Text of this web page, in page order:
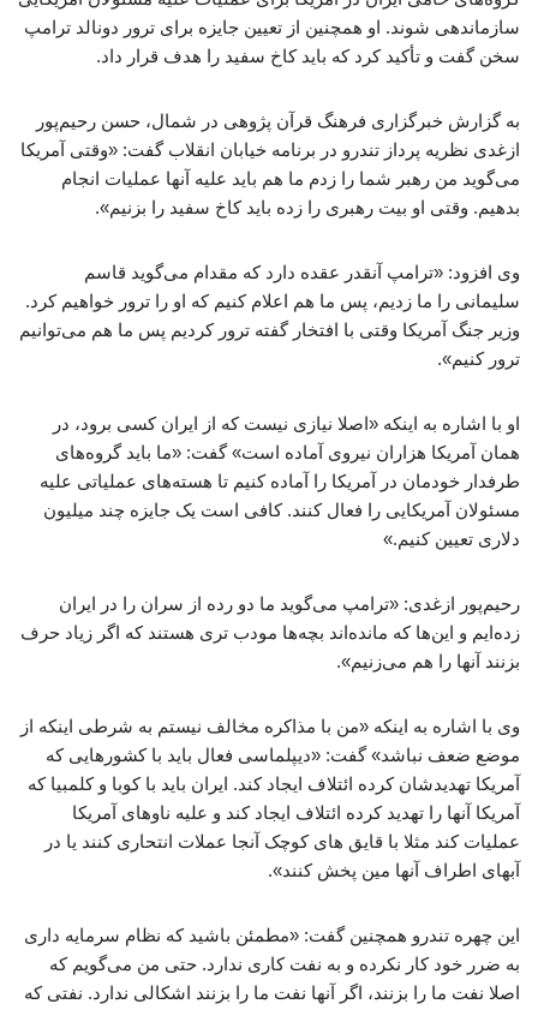
سازماندهی شوند. او همچنین از تعیین جایزه برای ترور دونالد ترامپ
سخن گفت و تأکید کرد که باید کاخ سفید را هدف قرار داد.
به گزارش خبرگزاری فرهنگ قرآن پژوهی در شمال، حسن رحیم‌پور
ازغدی نظریه پرداز تندرو در برنامه خیابان انقلاب گفت: «وقتی آمریکا
می‌گوید من رهبر شما را زدم ما هم باید علیه آنها عملیات انجام
بدهیم. وقتی او بیت رهبری را زده باید کاخ سفید را بزنیم».
وی افزود: «ترامپ آنقدر عقده دارد که مقدام می‌گوید قاسم
سلیمانی را ما زدیم، پس ما هم اعلام کنیم که او را ترور خواهیم کرد.
وزیر جنگ آمریکا وقتی با افتخار گفته ترور کردیم پس ما هم می‌توانیم
ترور کنیم».
او با اشاره به اینکه «اصلا نیازی نیست که از ایران کسی برود، در
همان آمریکا هزاران نیروی آماده است» گفت: «ما باید گروه‌های
طرفدار خودمان در آمریکا را آماده کنیم تا هسته‌های عملیاتی علیه
مسئولان آمریکایی را فعال کنند. کافی است یک جایزه چند میلیون
دلاری تعیین کنیم.»
رحیم‌پور ازغدی: «ترامپ می‌گوید ما دو رده از سران را در ایران
زده‌ایم و این‌ها که مانده‌اند بچه‌ها مودب تری هستند که اگر زیاد حرف
بزنند آنها را هم می‌زنیم».
وی با اشاره به اینکه «من با مذاکره مخالف نیستم به شرطی اینکه از
موضع ضعف نباشد» گفت: «دیپلماسی فعال باید با کشورهایی که
آمریکا تهدیدشان کرده ائتلاف ایجاد کند. ایران باید با کوبا و کلمبیا که
آمریکا آنها را تهدید کرده ائتلاف ایجاد کند و علیه ناوهای آمریکا
عملیات کند مثلا با قایق های کوچک آنجا عملات انتحاری کنند یا در
آبهای اطراف آنها مین پخش کنند».
این چهره تندرو همچنین گفت: «مطمئن باشید که نظام سرمایه داری
به ضرر خود کار نکرده و به نفت کاری ندارد. حتی من می‌گویم که
اصلا نفت ما را بزنند، اگر آنها نفت ما را بزنند اشکالی ندارد. نفتی که